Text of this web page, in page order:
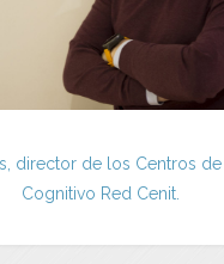
director de los Centros
Cognitivo Red Cenit.